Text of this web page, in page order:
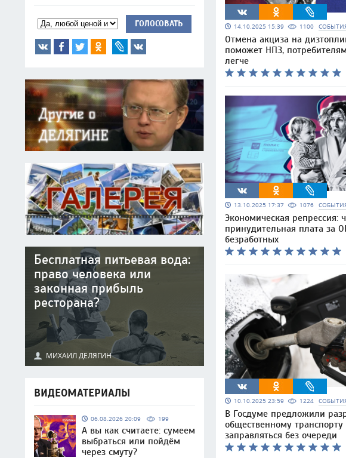
ГОЛОСОВАТЬ
Бесплатная питьевая вода:
право человека или
законная прибыль
ресторана?
МИХАИЛ ДЕЛЯГИН
ВИДЕОМАТЕРИАЛЫ
06.08.2026 20:09 199
А вы как считаете: сумеем
выбраться или пойдём
через смуту?
14.10.2025 15:39 1100
Отмена акциза на
поможет НПЗ,
легче
13.10.2025 17:37 1076
Экономическая репрессия:
принудительная плата за
безработных
10.10.2025 23:59 1224
В Госдуме предложили
общественному транспорту
заправляться без очереди